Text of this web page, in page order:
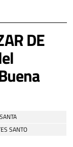
DE
SANTO